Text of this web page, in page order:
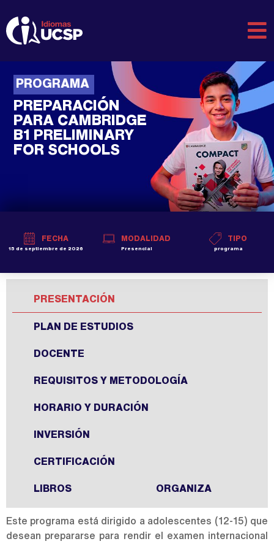
PROGRAMA
PREPARACIÓN
PARA CAMBRIDGE
B1 PRELIMINARY
FOR SCHOOLS
FECHA
15 de septiembre de 2026
MODALIDAD
Presencial
TIPO
programa
PRESENTACIÓN
PLAN DE ESTUDIOS
DOCENTE
REQUISITOS Y METODOLOGÍA
HORARIO Y DURACIÓN
INVERSIÓN
CERTIFICACIÓN
LIBROS ORGANIZA
Este programa está dirigido a adolescentes (12-15) que
desean prepararse para rendir el examen internacional